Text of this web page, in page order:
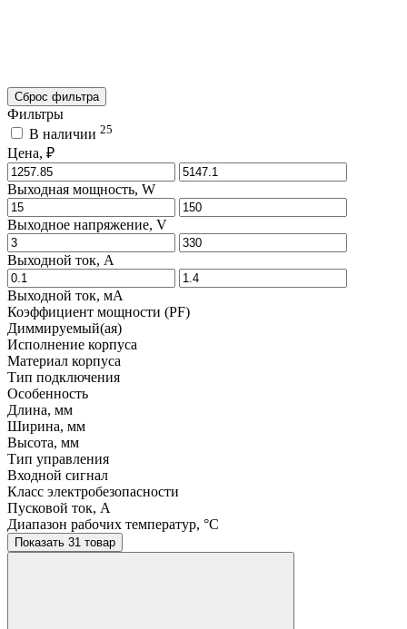
Сброс фильтра
Фильтры
В наличии 25
Цена, ₽
Выходная мощность, W
Выходное напряжение, V
Выходной ток, A
Выходной ток, мA
Коэффициент мощности (PF)
Диммируемый(ая)
Исполнение корпуса
Материал корпуса
Тип подключения
Особенность
Длина, мм
Ширина, мм
Высота, мм
Тип управления
Входной сигнал
Класс электробезопасности
Пусковой ток, A
Диапазон рабочих температур, °C
Показать 31 товар